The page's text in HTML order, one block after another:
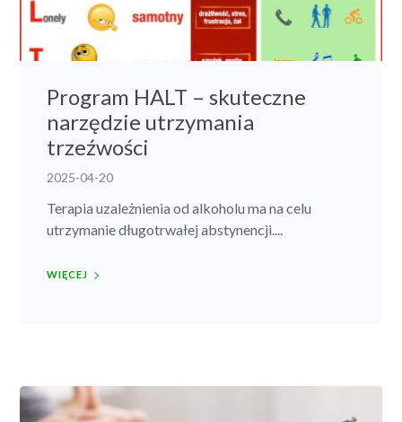
Program HALT – skuteczne
narzędzie utrzymania
trzeźwości
2025-04-20
Terapia uzależnienia od alkoholu ma na celu
utrzymanie długotrwałej abstynencji....
WIĘCEJ